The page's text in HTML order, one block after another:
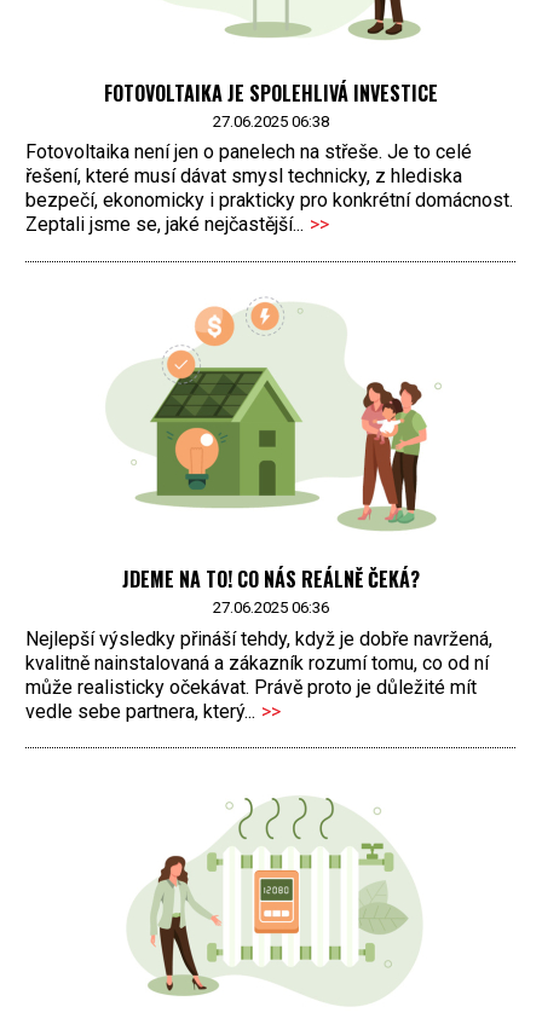
FOTOVOLTAIKA JE SPOLEHLIVÁ INVESTICE
27.06.2025 06:38
Fotovoltaika není jen o panelech na střeše. Je to celé
řešení, které musí dávat smysl technicky, z hlediska
bezpečí, ekonomicky i prakticky pro konkrétní domácnost.
Zeptali jsme se, jaké nejčastější... >>
JDEME NA TO! CO NÁS REÁLNĚ ČEKÁ?
27.06.2025 06:36
Nejlepší výsledky přináší tehdy, když je dobře navržená,
kvalitně nainstalovaná a zákazník rozumí tomu, co od ní
může realisticky očekávat. Právě proto je důležité mít
vedle sebe partnera, který... >>